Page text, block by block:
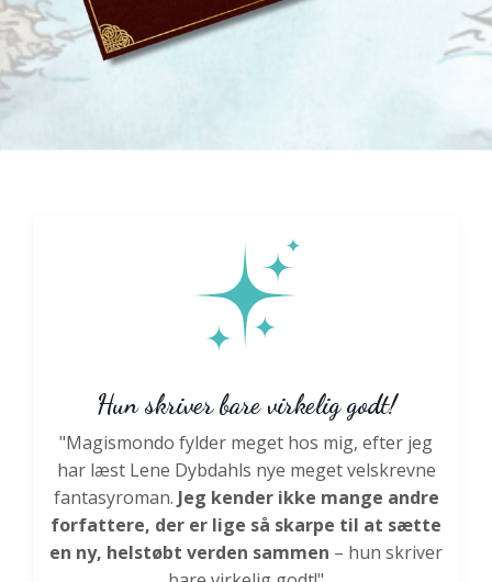
Hun skriver bare virkelig godt!
"Magismondo fylder meget hos mig, efter jeg
har læst Lene Dybdahls nye meget velskrevne
fantasyroman. Jeg kender ikke mange andre
forfattere, der er lige så skarpe til at sætte
en ny, helstøbt verden sammen – hun skriver